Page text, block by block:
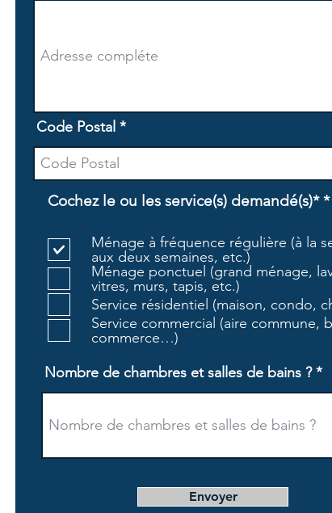
Code Postal
Cochez le ou les service(s) demandé(s)* *O
i
i
Ménage à fréquence régulière (à la
aux deux semaines, etc.)
Ménage ponctuel (grand ménage,
vitres, murs, tapis, etc.)
Service résidentiel (maison, condo,
Service commercial (aire commune,
commerce…)
Nombre de chambres et salles de bains ?
Envoyer